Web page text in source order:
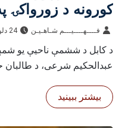
کورونه د زورواکۍ
لاندې دی
فــــهــــيـــم شـاهـیـن‎‎ 24 دلو 1404
د کابل د ششمې ناحیې یو
عبدالحکیم شرعی، د
بیشتر ببینید